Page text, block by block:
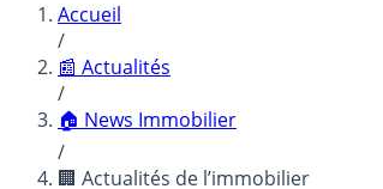
Accueil
/
📰 Actualités
/
🏠 News Immobilier
/
🏢 Actualités de l’immobilier